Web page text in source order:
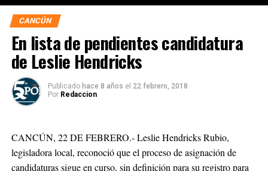
CANCÚN
En lista de pendientes candidatura
de Leslie Hendricks
Publicado hace 8 años el 22 febrero, 2018
Por Redaccion
CANCÚN, 22 DE FEBRERO.- Leslie Hendricks Rubio,
legisladora local, reconoció que el proceso de asignación de
candidaturas sigue en curso, sin definición para su registro para